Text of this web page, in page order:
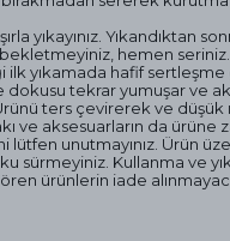
yıkayınız. Yıkandıktan
hemen
ilk yıkamada hafif
tekrar yumuşar ve
ters çevirerek ve düşük
ve aksesuarların da ürüne
lütfen unutmayınız. Ürün
sürmeyiniz. Kullanma ve
ürünlerin iade